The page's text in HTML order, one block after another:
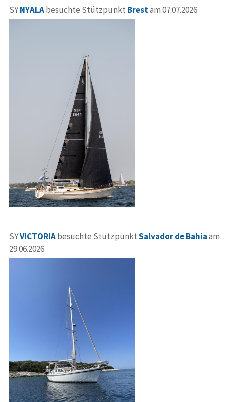
SYNYALAbesuchte Stützpunkt Brestam 07.07.2026
SYVICTORIAbesuchte StützpunktSalvador de Bahiaam
29.06.2026